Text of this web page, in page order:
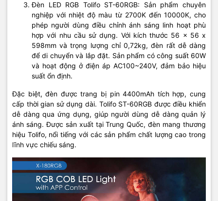
Đèn LED RGB Tolifo ST-60RGB: Sản phẩm chuyên
nghiệp với nhiệt độ màu từ 2700K đến 10000K, cho
phép người dùng điều chỉnh ánh sáng linh hoạt phù
hợp với nhu cầu sử dụng. Với kích thước 56 x 56 x
598mm và trọng lượng chỉ 0,72kg, đèn rất dễ dàng
để di chuyển và lắp đặt. Sản phẩm có công suất 60W
và hoạt động ở điện áp AC100~240V, đảm bảo hiệu
suất ổn định.
Đặc biệt, đèn được trang bị pin 4400mAh tích hợp, cung
cấp thời gian sử dụng dài. Tolifo ST-60RGB được điều khiển
dễ dàng qua ứng dụng, giúp người dùng dễ dàng quản lý
ánh sáng. Được sản xuất tại Trung Quốc, đèn mang thương
hiệu Tolifo, nổi tiếng với các sản phẩm chất lượng cao trong
lĩnh vực chiếu sáng.